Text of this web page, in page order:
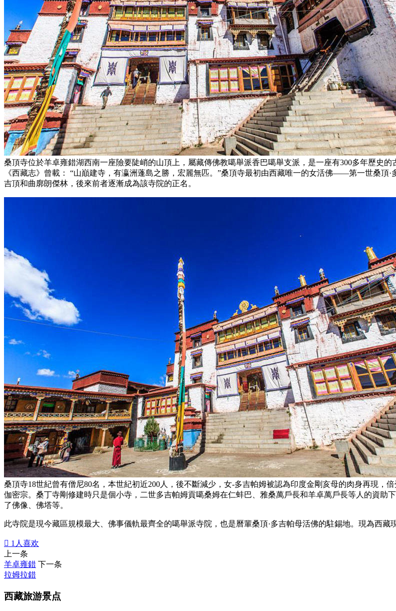
桑頂寺位於羊卓雍錯湖西南一座險要陡峭的山頂上，屬藏傳佛教噶舉派香巴噶舉支派，是一座有300多年歷史
《西藏志》曾載： “山巔建寺，有瀛洲蓬島之勝，宏麗無匹。”桑頂寺最初由西藏唯一的女活佛——第一世桑頂
吉頂和曲廓朗傑林，後來前者逐漸成為該寺院的正名。
桑頂寺18世紀曾有僧尼80名，本世紀初近200人，後不斷減少，女-多吉帕姆被認為印度金剛亥母的肉身再現，
伽密宗。桑丁寺剛修建時只是個小寺，二世多吉帕姆貢噶桑姆在仁蚌巴、雅桑萬戶長和羊卓萬戶長等人的資助
了佛像、佛塔等。
此寺院是現今藏區規模最大、佛事儀軌最齊全的噶舉派寺院，也是曆輩桑頂·多吉帕母活佛的駐錫地。現為西
 1 人喜欢
上一条
羊卓雍錯 下一条
拉姆拉錯
西藏旅游景点